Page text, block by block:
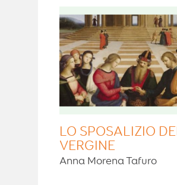
Norsk
LO SPOSALIZIO
VERGINE
Anna Morena Tafuro